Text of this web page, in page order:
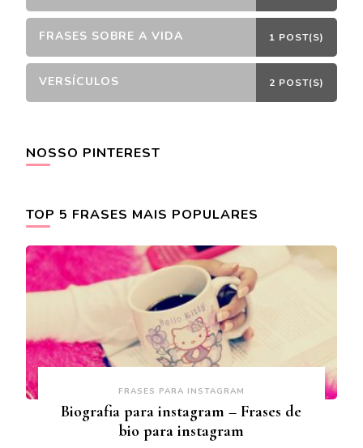
FRASES SOBRE A VIDA 1 POST(S)
VERSÍCULOS 2 POST(S)
NOSSO PINTEREST
TOP 5 FRASES MAIS POPULARES
FRASES PARA INSTAGRAM
Biografia para instagram – Frases de
bio para instagram